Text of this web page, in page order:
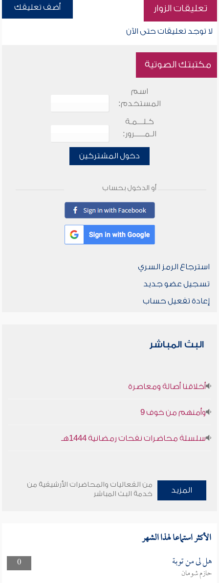
تعليقات الزوار أضف تعليقك
لا توجد تعليقات حتى الآن
مكتبتك الصوتية
اسم
المستخدم:
كـلـــمـة
الـمـــــرور:
دخول المشتركين
أو الدخول بحساب
استرجاع الرمز السري
تسجيل عضو جديد
إعادة تفعيل حساب
البث المباشر
أخلاقنا أصالة ومعاصرة
وأمنهم من خوف 9
سلسلة محاضرات نفحات رمضانية 1444هـ
المزيد
من الفعاليات والمحاضرات الأرشيفية من
خدمة البث المباشر
الأكثر استماعا لهذا الشهر
0 هل لى من توبة
حازم شومان